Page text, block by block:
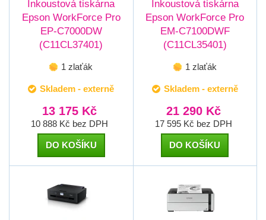
Inkoustová tiskárna
Epson WorkForce Pro
EP-C7000DW
(C11CL37401)
1 zlaťák
Skladem - externě
13 175 Kč
10 888 Kč bez DPH
DO KOŠÍKU
Inkoustová tiskárna
Epson WorkForce Pro
EM-C7100DWF
(C11CL35401)
1 zlaťák
Skladem - externě
21 290 Kč
17 595 Kč bez DPH
DO KOŠÍKU